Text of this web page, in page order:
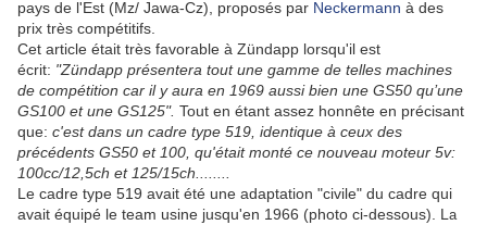
pays de l'Est (Mz/ Jawa-Cz), proposés par Neckermann à des
prix très compétitifs.
Cet article était très favorable à Zündapp lorsqu'il est
écrit: "Zündapp présentera tout une gamme de telles machines
de compétition car il y aura en 1969 aussi bien une GS50 qu’une
GS100 et une GS125". Tout en étant assez honnête en précisant
que: c'est dans un cadre type 519, identique à ceux des
précédents GS50 et 100, qu'était monté ce nouveau moteur 5v:
100cc/12,5ch et 125/15ch........
Le cadre type 519 avait été une adaptation "civile" du cadre qui
avait équipé le team usine jusqu'en 1966 (photo ci-dessous). L a